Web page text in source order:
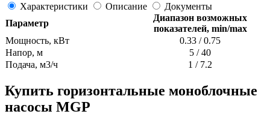
Характеристики Описание
Документы
Параметр
Диапазон возможных
показателей, min/max
Мощность, кВт
0.33 / 0.75
Напор, м
5 / 40
Подача, м3/ч
1 / 7.2
Купить горизонтальные моноблочные
насосы MGP